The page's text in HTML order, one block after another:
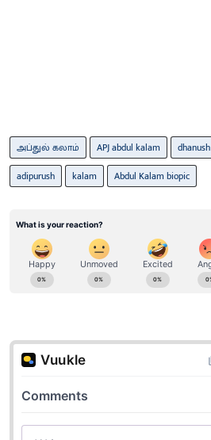
அப்துல் கலாம் APJ abdul kalam dhanush
adipurush
kalam Abdul Kalam biopic